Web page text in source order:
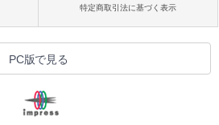
リー、広告無し、ブラック (2025年発
31,980
Amazon Kindle Scribe Colorsoft |
インチカラーディスプレイ、64GBスト
特定商取引法に基づく表示
PC版で見る